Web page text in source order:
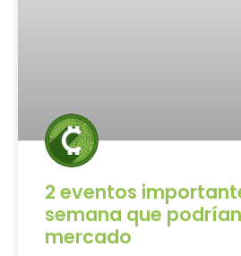
2 eventos
semana que
mercado